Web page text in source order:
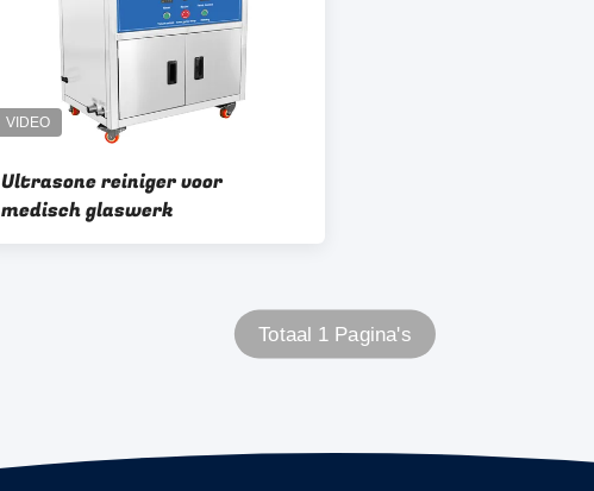
Ultrasone reiniger voor
medisch glaswerk
Totaal 1 Pagina's